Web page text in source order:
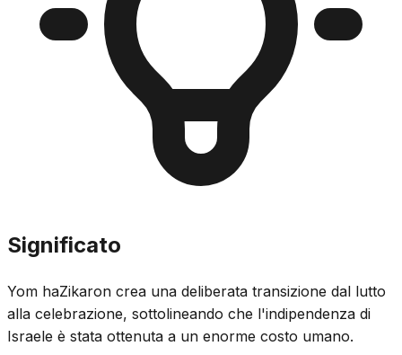
Significato
Yom haZikaron crea una deliberata transizione dal lutto
alla celebrazione, sottolineando che l'indipendenza di
Israele è stata ottenuta a un enorme costo umano.